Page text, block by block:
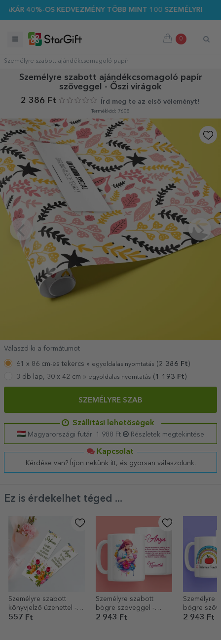
40%-OS KEDVEZMÉNY TÖBB MINT 100 SZEMÉLYRE
0
Személyre szabott ajándékcsomagoló papír
Személyre szabott ajándékcsomagoló papír
szöveggel - Őszi virágok
2 386 Ft
Írd meg te az első véleményt!
Termékkód: 7608
Válaszd ki a formátumot
61 x 86 cm-es tekercs » egyoldalas nyomtatás ( 2 386 Ft )
3 db lap, 30 x 42 cm » egyoldalas nyomtatás (1 193 Ft)
SZEMÉLYRE SZAB
Szállítási lehetőségek
Magyarországi futár: 1 988 Ft Részletek megtekintése
Kapcsolat
Kérdése van? Írjon nekünk itt, és gyorsan válaszolunk.
Ez is érdekelhet téged ...
Személyre szabott
könyvjelző üzenettel -
Virágok
557 Ft
Személyre szabott
bögre szöveggel -
Kedves anya
2 943 Ft
Személyre
bögre
Tanári
2 943 Ft